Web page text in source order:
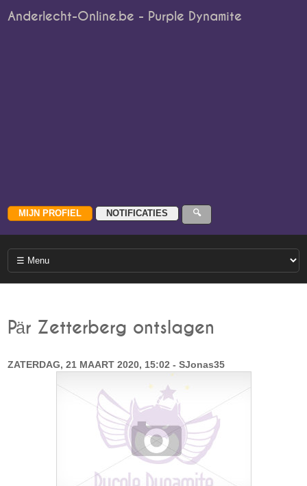
Anderlecht-Online.be - Purple Dynamite
Pär Zetterberg ontslagen
ZATERDAG, 21 MAART 2020, 15:02 - SJonas35